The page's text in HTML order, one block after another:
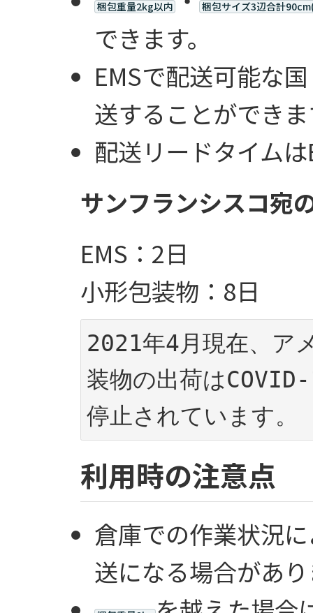
梱包重量2kg以内 梱包サイズ3辺合計
できます。
EMSで配送可能な
送することができ
配送リードタイム
サンフランシスコ宛
EMS：2日
小形包装物：8日
2021年4月現在、ア
装物の出荷は
利用時の注意点
倉庫での作業状況
送になる場合があ